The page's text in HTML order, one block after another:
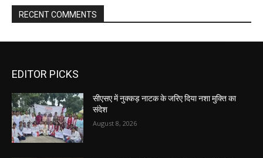
RECENT COMMENTS
EDITOR PICKS
सीएसए में नुक्कड़ नाटक के जरिए दिया नशा मुक्ति का
संदेश
August 8, 2026